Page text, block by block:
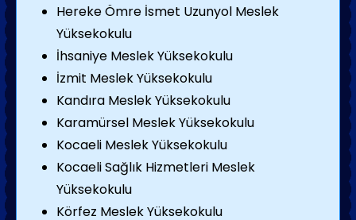
Hereke Ömre İsmet Uzunyol Meslek
Yüksekokulu
İhsaniye Meslek Yüksekokulu
İzmit Meslek Yüksekokulu
Kandıra Meslek Yüksekokulu
Karamürsel Meslek Yüksekokulu
Kocaeli Meslek Yüksekokulu
Kocaeli Sağlık Hizmetleri Meslek
Yüksekokulu
Körfez Meslek Yüksekokulu